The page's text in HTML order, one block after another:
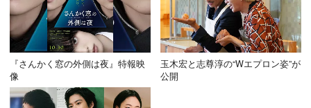
『さんかく窓の外側は夜』特報映
像
玉木宏と志尊淳の“Wエプロン姿”が
公開